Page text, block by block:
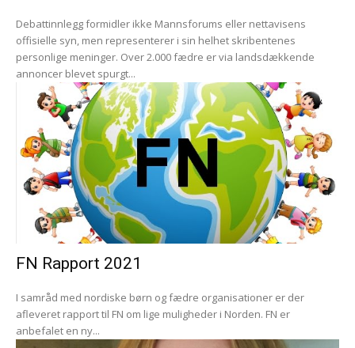
Debattinnlegg formidler ikke Mannsforums eller nettavisens
offisielle syn, men representerer i sin helhet skribentenes
personlige meninger. Over 2.000 fædre er via landsdækkende
annoncer blevet spurgt...
FN Rapport 2021
I samråd med nordiske børn og fædre organisationer er der
afleveret rapport til FN om lige muligheder i Norden. FN er
anbefalet en ny...